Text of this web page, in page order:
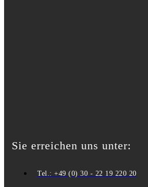
Sie erreichen uns unter:
Tel.: +49 (0) 30 - 22 19 220 20